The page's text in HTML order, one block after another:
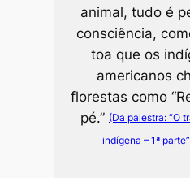
animal, tudo é
consciência,
toa que os
americanos
florestas como
pé.” (Da palestra: “O
indígena – 1ª